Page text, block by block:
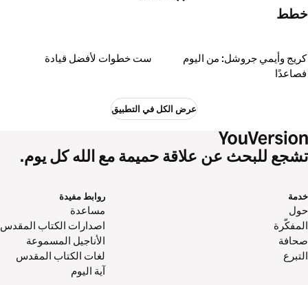
خطط
كريج وأيمي جروشل: من اليوم
فصاعدًا
ست خطوات لأفضل قيادة
عرض الكل في التطبيق
تشجع للبحث عن علاقة حميمة مع الله كل يوم.
خدمة
حول‌
المفكّرة
صحافة
التبرع
روابط مفيدة
مساعدة
اصدارات الكتاب المقدس
الأناجيل المسموعة
لغات الكتاب المقدس
آية اليوم